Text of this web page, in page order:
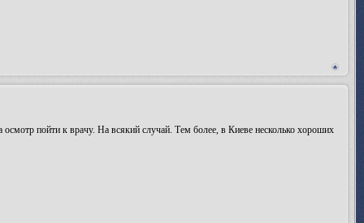
пойти к врачу. На всякий случай. Тем более, в Киеве несколько хороших